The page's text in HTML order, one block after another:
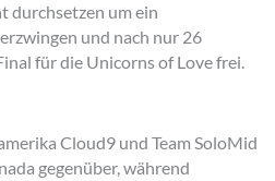
durchsetzen um ein
und nach nur 26
für die Unicorns of Love frei.
Cloud9 und Team SoloMid
gegenüber, während